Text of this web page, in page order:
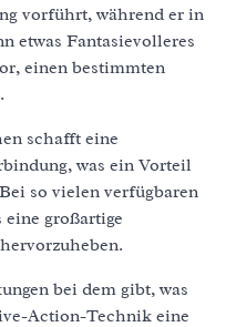
vorführt, während er in
etwas Fantasievolleres
einen bestimmten
schafft eine
was ein Vorteil
so vielen verfügbaren
großartige
bei dem gibt, was
Action-Technik eine